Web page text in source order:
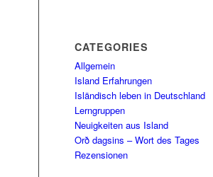
CATEGORIES
Allgemein
Island Erfahrungen
Isländisch leben in Deutschland
Lerngruppen
Neuigkeiten aus Island
Orð dagsins – Wort des Tages
Rezensionen